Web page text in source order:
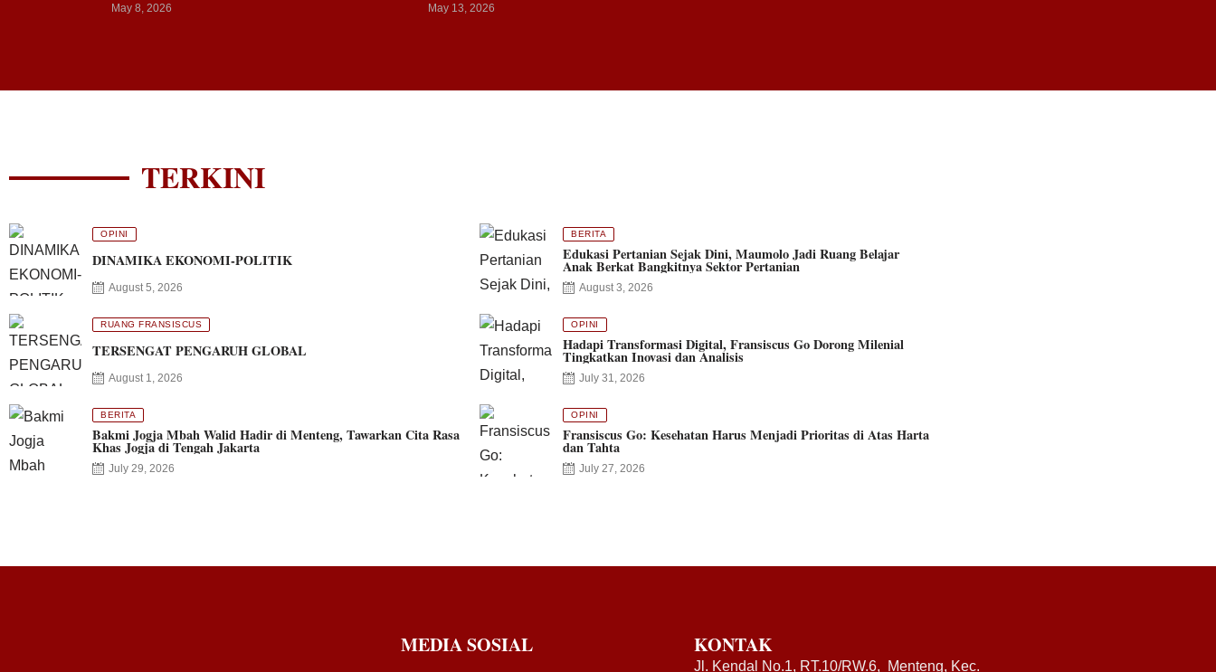
May 8, 2026 May 13, 2026
TERKINI
OPINI
DINAMIKA EKONOMI-POLITIK
August 5, 2026
BERITA
Edukasi Pertanian Sejak Dini, Maumolo Jadi Ruang Belajar
Anak Berkat Bangkitnya Sektor Pertanian
August 3, 2026
RUANG FRANSISCUS
TERSENGAT PENGARUH GLOBAL
August 1, 2026
OPINI
Hadapi Transformasi Digital, Fransiscus Go Dorong Milenial
Tingkatkan Inovasi dan Analisis
July 31, 2026
BERITA
Bakmi Jogja Mbah Walid Hadir di Menteng, Tawarkan Cita Rasa
Khas Jogja di Tengah Jakarta
July 29, 2026
OPINI
Fransiscus Go: Kesehatan Harus Menjadi Prioritas di Atas Harta
dan Tahta
July 27, 2026
MEDIA SOSIAL KONTAK
Jl. Kendal No.1, RT.10/RW.6, Menteng, Kec.